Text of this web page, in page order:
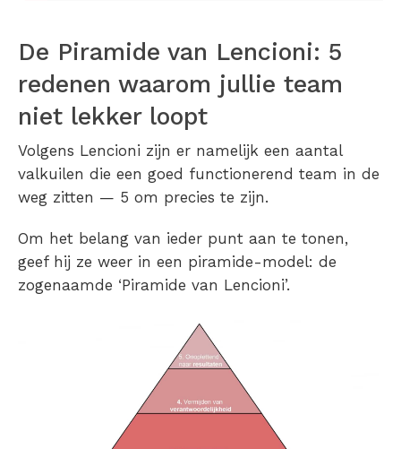
De Piramide van Lencioni: 5
redenen waarom jullie team
niet lekker loopt
Volgens Lencioni zijn er namelijk een aantal
valkuilen die een goed functionerend team in de
weg zitten — 5 om precies te zijn.
Om het belang van ieder punt aan te tonen,
geef hij ze weer in een piramide-model: de
zogenaamde ‘Piramide van Lencioni’.